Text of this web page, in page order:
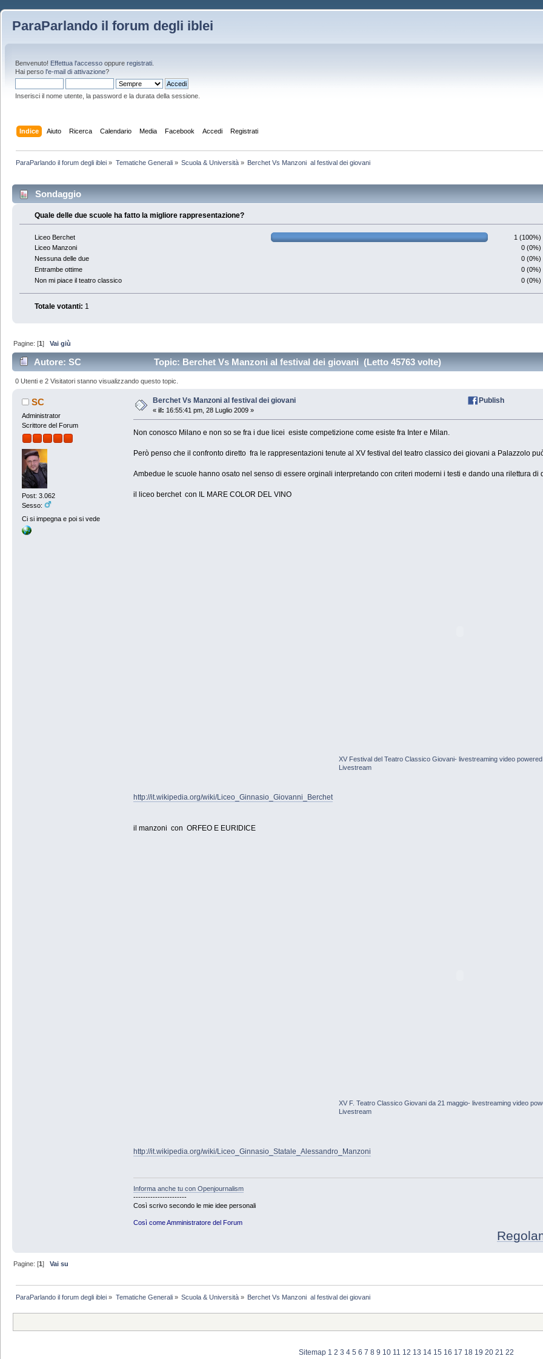
ParaParlando il forum degli iblei
Benvenuto! Effettua l'accesso oppure registrati
Hai perso l'e-mail di attivazione?
Inserisci il nome utente, la password e la durata della sessione.
Indice Aiuto Ricerca Calendario Media Facebook Accedi Registrati
ParaParlando il forum degli iblei » Tematiche Generali» Scuola & Università» Berchet Vs Manzoni  al festival dei giovani
Sondaggio
Quale delle due scuole ha fatto la migliore rappresentazione?
Liceo Berchet
1 (100%)
Liceo Manzoni
0 (0%)
Nessuna delle due
0 (0%)
Entrambe ottime
0 (0%)
Non mi piace il teatro classico
0 (0%)
Totale votanti: 1
Pagine: [1]Vai giù
Autore: SC Topic: Berchet Vs Manzoni al festival dei giovani (Letto 45763 volte)
0 Utenti e 2 Visitatori stanno visualizzando questo topic.
SC
Administrator
Scrittore del Forum
Post: 3.062
Sesso:
Ci si impegna e poi si vede
Berchet Vs Manzoni al festival dei giovani
« il: 16:55:41 pm, 28 Luglio 2009 »
Publish
Non conosco Milano e non so se fra i due licei esiste competizione come esiste fra Inter e Milan.
Però penso che il confronto diretto fra le rappresentazioni tenute al XV festival del teatro classico dei giovani a Palazzolo
Ambedue le scuole hanno osato nel senso di essere orginali interpretando con criteri moderni i testi e dando una rilettura di
il liceo berchet con IL MARE COLOR DEL VINO
XV Festival del Teatro Classico Giovani- livestreaming video
Livestream
http://it.wikipedia.org/wiki/Liceo_Ginnasio_Giovanni_Berchet
il manzoni con ORFEO E EURIDICE
XV F. Teatro Classico Giovani da 21 maggio- livestreaming video
Livestream
http://it.wikipedia.org/wiki/Liceo_Ginnasio_Statale_Alessandro_Manzoni
Informa anche tu con Openjournalism
----------------------
Così scrivo secondo le mie idee personali
Così come Amministratore del Forum
Pagine: [1]Vai su
ParaParlando il forum degli iblei » Tematiche Generali» Scuola & Università» Berchet Vs Manzoni  al festival dei giovani
Sitemap 1 2 3 4 5 6 7 8 9 10 11 12 13 14 15 16 17 18 19 20 21 22